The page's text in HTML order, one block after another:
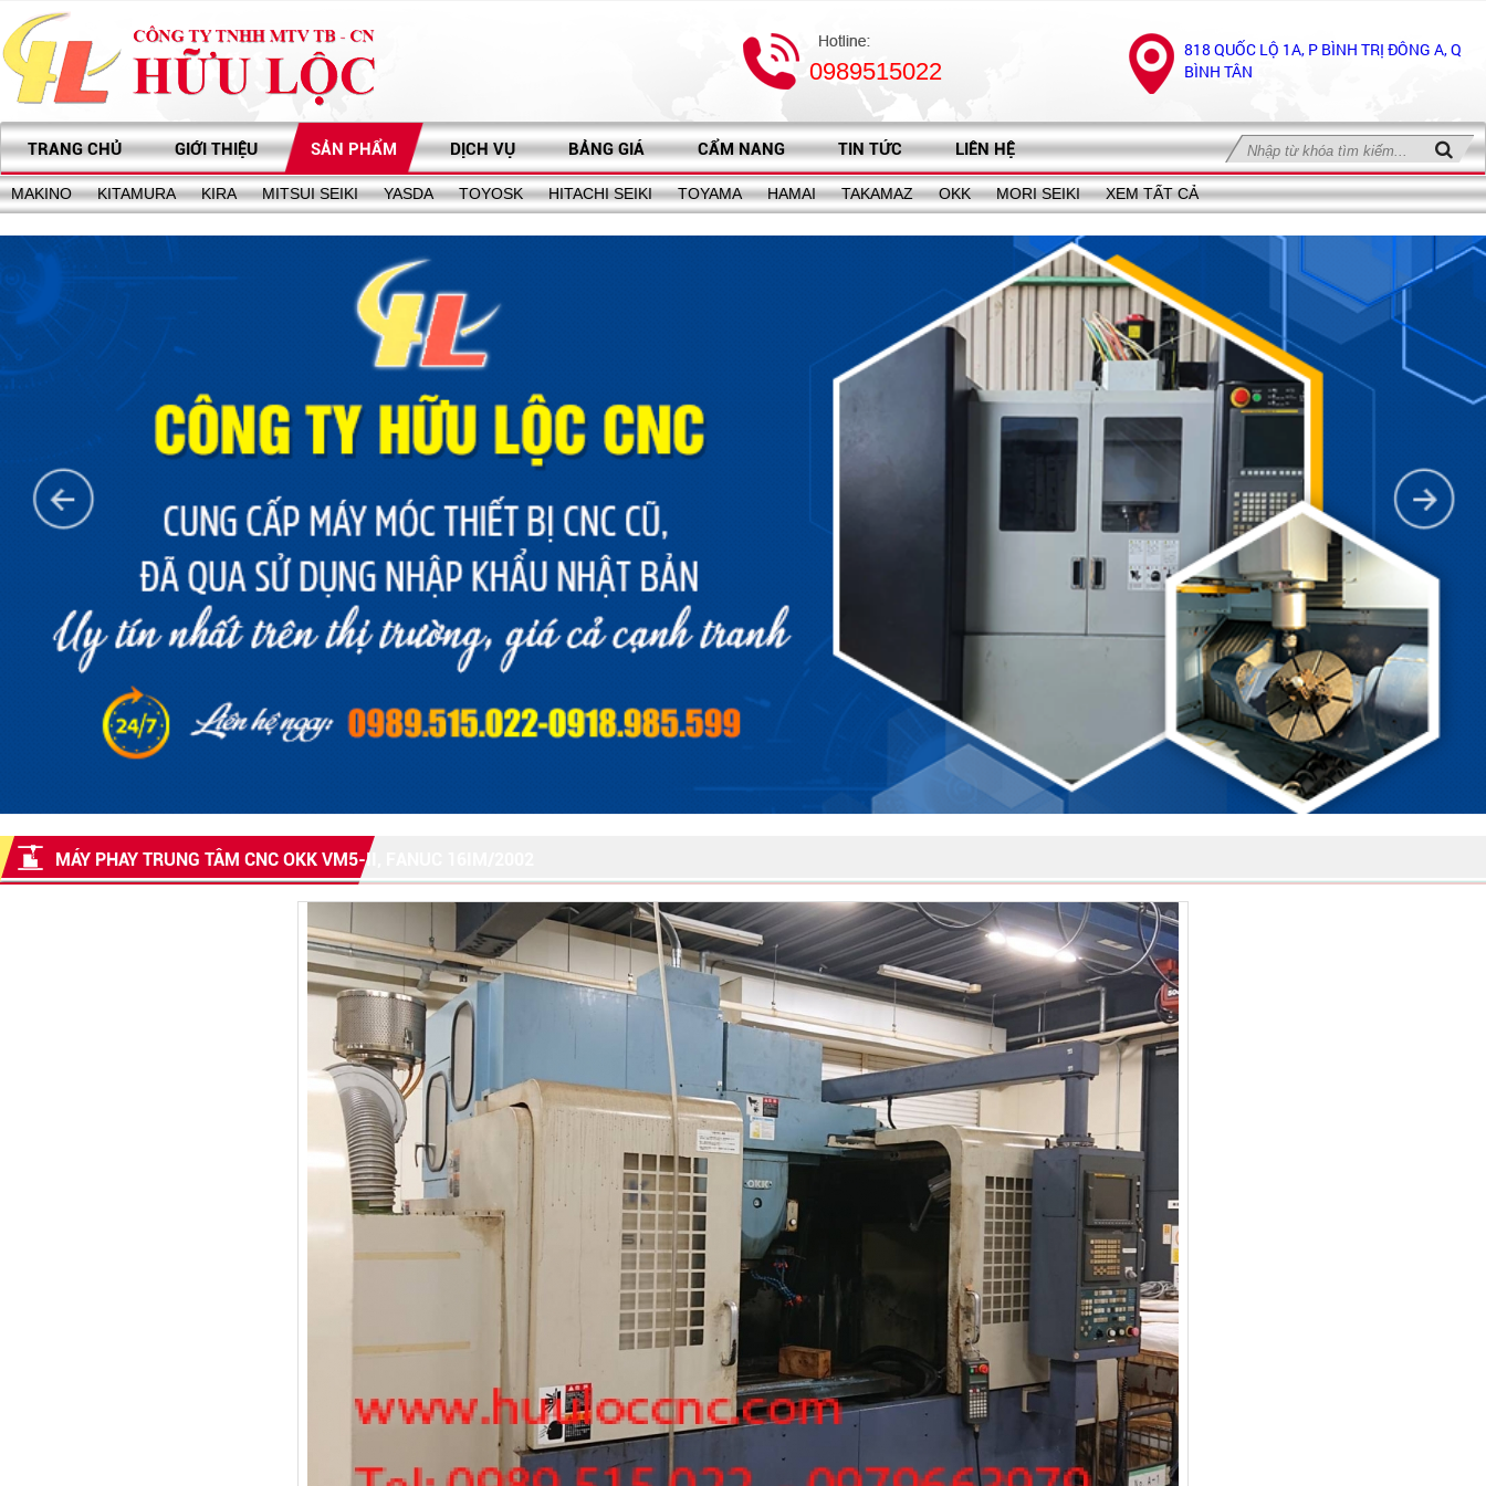
0989515022
818 QUỐC LỘ 1A, P BÌNH TRỊ ĐÔNG A, Q
BÌNH TÂN
TRANG CHỦ GIỚI THIỆU SẢN PHẨM DỊCH VỤ BẢNG GIÁ CẨM NANG TIN TỨC LIÊN HỆ
MAKINO KITAMURA KIRA MITSUI SEIKI YASDA TOYOSK HITACHI SEIKI TOYAMA HAMAI TAKAMAZ OKK MORI SEIKI XEM TẤT CẢ
MÁY PHAY TRUNG TÂM CNC OKK VM5-II, FANUC 16IM/2002